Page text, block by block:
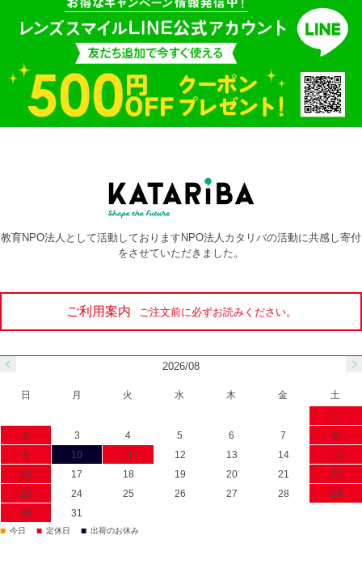
教育NPO法人として活動しておりますNPO法人カタリバの活動に共感し寄付
をさせていただきました。
ご利用案内 ご注文前に必ずお読みください。
2026/08
日 月 火 水 木 金
土
1
2
3 4 5 6 7
8
9
10 11 12 13 14
15
16
17 18 19 20 21
22
23
24 25 26 27 28
29
30
31
■ 今日 ■ 定休日 ■ 出荷のお休み